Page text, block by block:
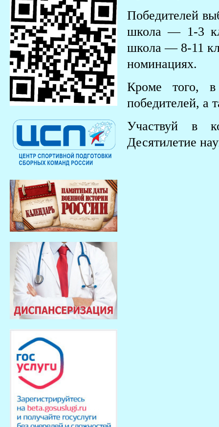
Победителей
школа — 1-3
школа — 8-11
номинациях.
Кроме того, в
победителей, а
Участвуй в
Десятилетие